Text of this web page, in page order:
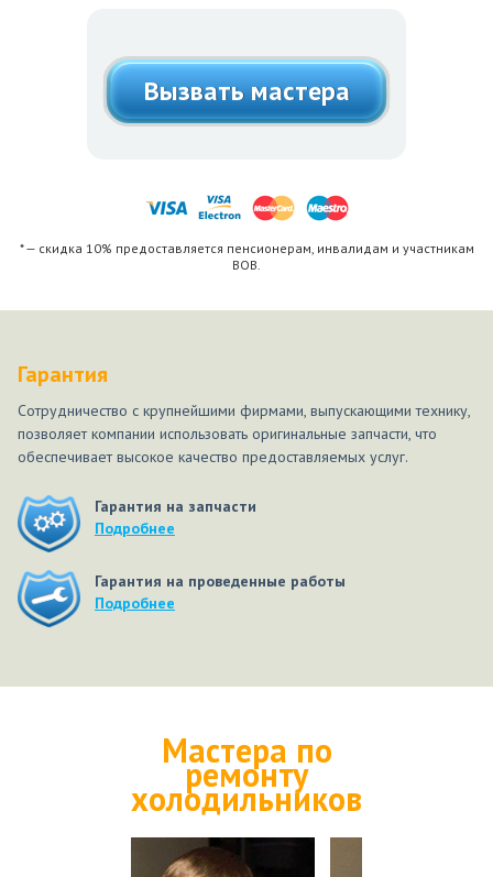
Вызвать мастера
* — скидка 10% предоставляется пенсионерам, инвалидам и участникам
ВОВ.
Гарантия
Сотрудничество с крупнейшими фирмами, выпускающими технику,
позволяет компании использовать оригинальные запчасти, что
обеспечивает высокое качество предоставляемых услуг.
Гарантия на запчасти
Подробнее
Гарантия на проведенные работы
Подробнее
Мастера по
ремонту
холодильников